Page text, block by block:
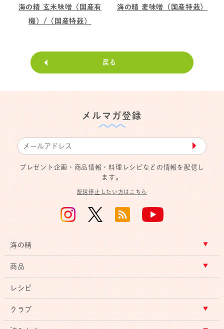
海の精 玄米味噌（国産有
機）/（国産特栽）
海の精 麦味噌（国産特栽）
戻る
メルマガ登録
▶︎
プレゼント企画・商品情報・料理レシピなどの情報を配信し
ます。
配信停止したい方はこちら
海の精
商品
レシピ
クラブ